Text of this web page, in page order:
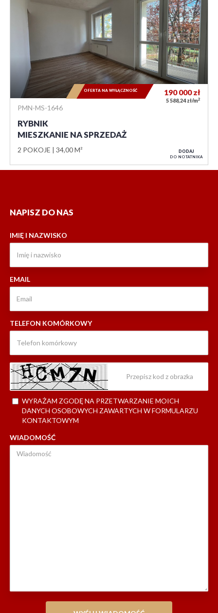
PMN-MS-1646
RYBNIK
MIESZKANIE NA SPRZEDAŻ
2 POKOJE 34,00 M²
190 000zł
5 588,24 zł/m2
OFERTA NA WYŁĄCZNOŚĆ
DODAJ
DO NOTATNIKA
NAPISZ DO NAS
IMIĘ I NAZWISKO
EMAIL
TELEFON KOMÓRKOWY
WYRAŻAM ZGODĘ NA PRZETWARZANIE MOICH
DANYCH OSOBOWYCH ZAWARTYCH W FORMULARZU
KONTAKTOWYM
WIADOMOŚĆ